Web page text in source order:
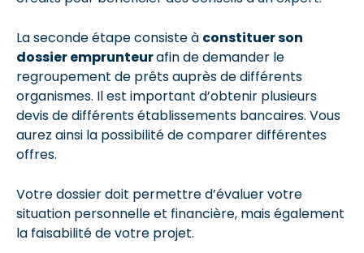
La seconde étape consiste à constituer son
dossier emprunteurafin de demander le
regroupement de prêts auprès de différents
organismes. Il est important d’obtenir plusieurs
devis de différents établissements bancaires. Vous
aurez ainsi la possibilité de comparer différentes
offres.
Votre dossier doit permettre d’évaluer votre
situation personnelle et financière, mais également
la faisabilité de votre projet.